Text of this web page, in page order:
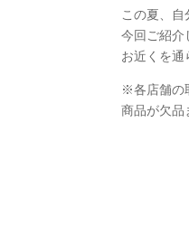
この夏、
今回ご紹介
お近くを通
※各店舗の
商品が欠品